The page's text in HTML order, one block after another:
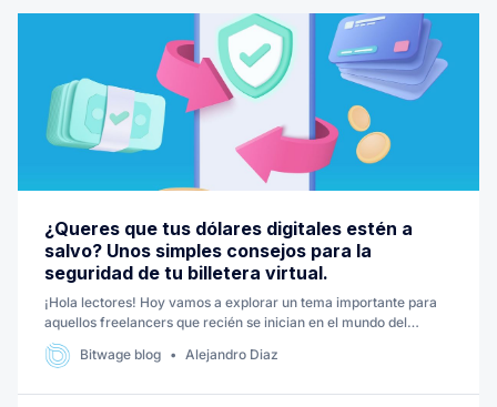
¿Queres que tus dólares digitales estén a
salvo? Unos simples consejos para la
seguridad de tu billetera virtual.
¡Hola lectores! Hoy vamos a explorar un tema importante para
aquellos freelancers que recién se inician en el mundo del
trabajo remoto. La seguridad de tus ahorros y dólares digitales
en tu billetera virtual. Acompañame.
Bitwage blog Alejandro Diaz